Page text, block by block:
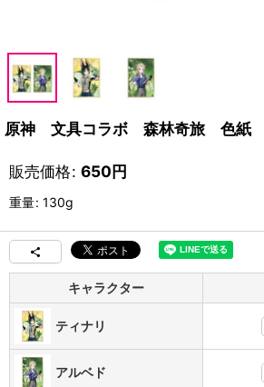
原神 文具コラボ 森林奇旅 色紙
販売価格: 650円
重量: 130g
キャラクター
ティナリ
アルベド